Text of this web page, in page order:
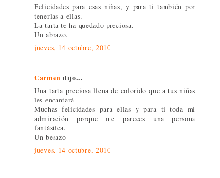
Felicidades para esas niñas, y para ti también por
tenerlas a ellas.
La tarta te ha quedado preciosa.
Un abrazo.
jueves, 14 octubre, 2010
Carmen dijo...
Una tarta preciosa llena de colorido que a tus niñas
les encantará.
Muchas felicidades para ellas y para tí toda mi
admiración porque me pareces una persona
fantástica.
Un besazo
jueves, 14 octubre, 2010